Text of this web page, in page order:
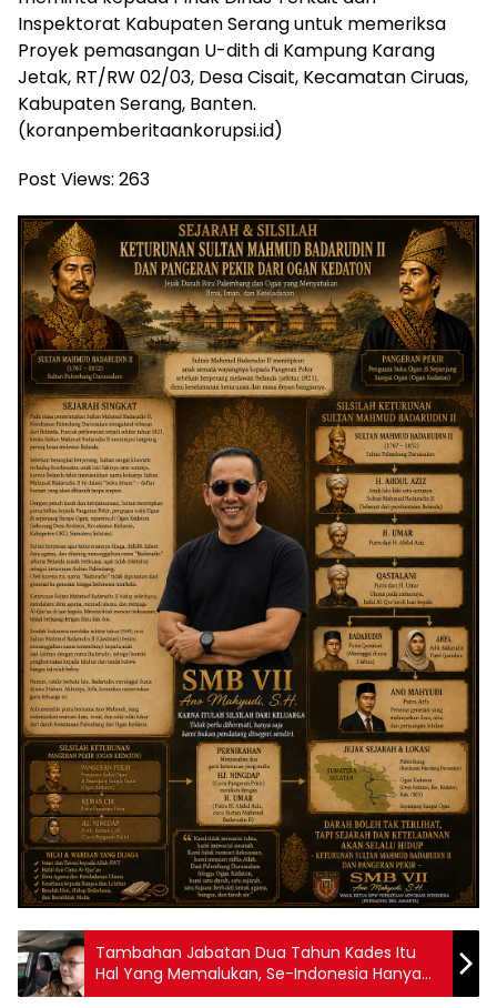
Inspektorat Kabupaten Serang untuk memeriksa
Proyek pemasangan U-dith di Kampung Karang
Jetak, RT/RW 02/03, Desa Cisait, Kecamatan Ciruas,
Kabupaten Serang, Banten.
(koranpemberitaankorupsi.id)
Post Views: 263
Tambahan Jabatan Dua Tahun Kades Itu
Hal Yang Memalukan, Se-Indonesia Hanya
Kades Sabuk Indah Yang Tidak Mau Dilantik